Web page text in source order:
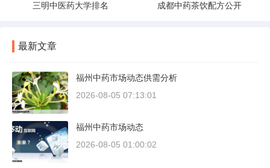
三明中医药大学排名 成都中药茶饮配方公开
最新文章
福州中药市场动态供需分析
2026-08-05 07:13:01
福州中药市场动态
2026-08-05 01:00:02